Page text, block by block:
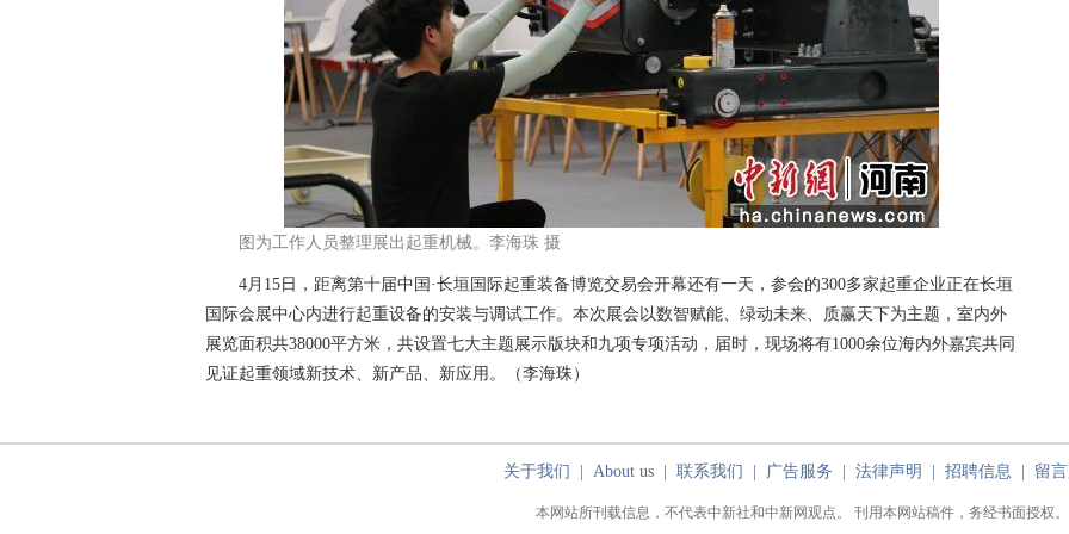
图为工作人员整理展出起重机械。李海珠 摄
4月15日，距离第十届中国·长垣国际起重装备博览交易会开幕还有一天，参会的300多家起重企业正在长垣
国际会展中心内进行起重设备的安装与调试工作。本次展会以数智赋能、绿动未来、质赢天下为主题，室内外
展览面积共38000平方米，共设置七大主题展示版块和九项专项活动，届时，现场将有1000余位海内外嘉宾共同
见证起重领域新技术、新产品、新应用。（李海珠）
关于我们 About us| 联系我们 广告服务 法律声明 招聘信息 留
本网站所刊载信息，不代表中新社和中新网观点。 刊用本网站稿件，务经书面授权。